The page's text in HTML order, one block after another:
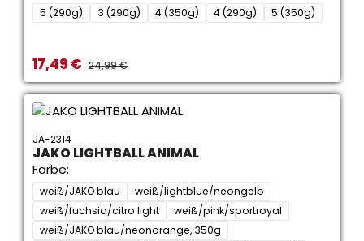
5 (290g) 3 (290g) 4 (350g) 4 (290g) 5 (350g)
Verkaufspreis:
17,49 € REGULÄRER PREIS:
24,99 €
JA-2314
JAKO LIGHTBALL ANIMAL
Farbe:
weiß/JAKO blau
weiß/lightblue/neongelb
weiß/fuchsia/citro light
weiß/pink/sportroyal
weiß/JAKO blau/neonorange, 350g